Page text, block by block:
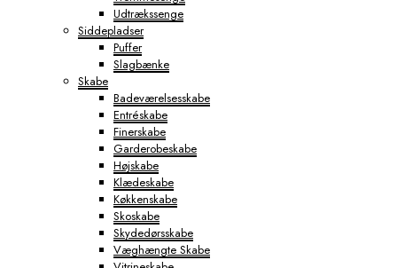
Udtrækssenge
Siddepladser
Puffer
Slagbænke
Skabe
Badeværelsesskabe
Entréskabe
Finerskabe
Garderobeskabe
Højskabe
Klædeskabe
Køkkenskabe
Skoskabe
Skydedørsskabe
Væghængte Skabe